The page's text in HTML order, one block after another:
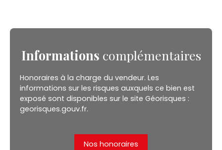
Informations complémentaires
Honoraires à la charge du vendeur. Les
informations sur les risques auxquels ce bien est
exposé sont disponibles sur le site Géorisques :
georisques.gouv.fr.
Nos honoraires